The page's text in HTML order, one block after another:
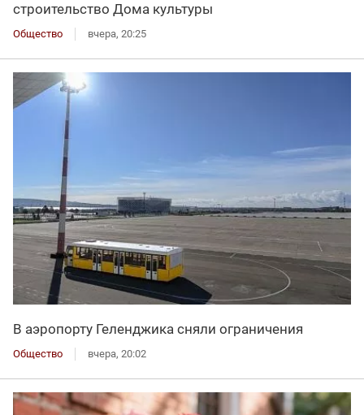
строительство Дома культуры
Общество вчера, 20:25
В аэропорту Геленджика сняли ограничения
Общество вчера, 20:02